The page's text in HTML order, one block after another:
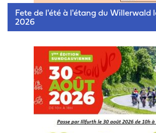
Fete de l'été à l'étang du Willerwald
2026